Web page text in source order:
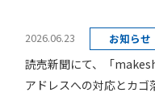
2026.06.23 お知らせ
読売新聞にて、「
アドレスへの対応とカ